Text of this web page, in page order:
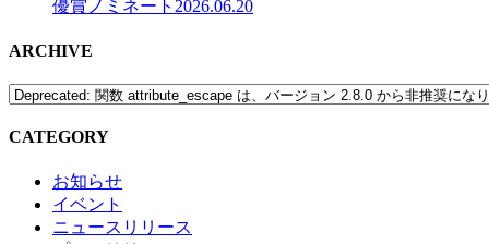
優賞ノミネート 2026.06.20
ARCHIVE
CATEGORY
お知らせ
イベント
ニュースリリース